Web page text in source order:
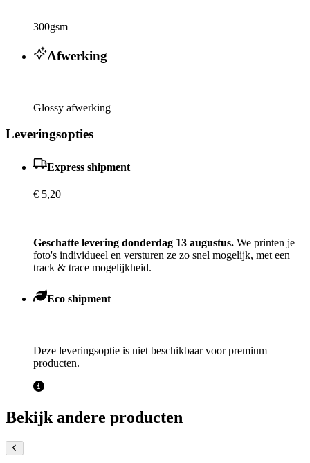
300gsm
Afwerking
Glossy afwerking
Leveringsopties
Express shipment
€ 5,20
Geschatte levering donderdag 13 augustus. We printen je
foto's individueel en versturen ze zo snel mogelijk, met een
track & trace mogelijkheid.
Eco shipment
Deze leveringsoptie is niet beschikbaar voor premium
producten.
Bekijk andere producten